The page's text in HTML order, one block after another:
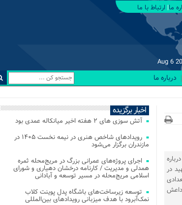
ما ارتباط با ما
Aug 6
درباره ما
در
داعش
اخبار برگزیده
آتش‌ سوزی‌ های ۲ هفته اخیر میانکاله عمدی بود
رویدادهای شاخص هنری در نیمه نخست ۱۴۰۵ در
مازندران برگزار می‌شود
اجرای پروژه‌های عمرانی بزرگ در مریج‌محله ثمره
همدلی و مدیریت / کارنامه درخشان دهیاری و شورای
اسلامی مریج‌محله در مسیر توسعه و آبادانی
توسعه زیرساخت‌های باشگاه پدل پوینت کلاب
نمک‌آبرود با هدف میزبانی رویدادهای بین‌المللی